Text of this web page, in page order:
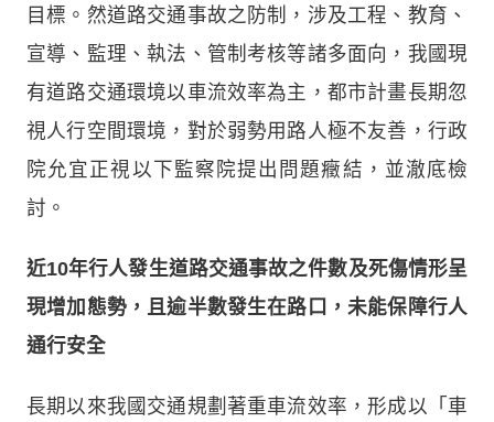
目標。然道路交通事故之防制，涉及工程、教育、
宣導、監理、執法、管制考核等諸多面向，我國現
有道路交通環境以車流效率為主，都市計畫長期忽
視人行空間環境，對於弱勢用路人極不友善，行政
院允宜正視以下監察院提出問題癥結，並澈底檢
討。
近10年行人發生道路交通事故之件數及死傷情形呈
現增加態勢，且逾半數發生在路口，未能保障行人
通行安全
長期以來我國交通規劃著重車流效率，形成以「車